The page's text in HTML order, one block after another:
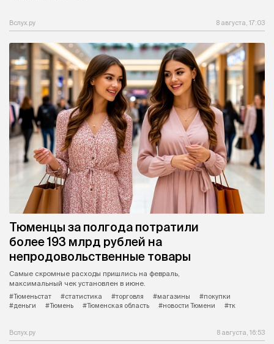
Вслух.ру 8 августа, 17:03
Тюменцы за полгода потратили
более 193 млрд рублей на
непродовольственные товары
Самые скромные расходы пришлись на февраль,
максимальный чек установлен в июне.
#Тюменьстат
#статистика #торговля #магазины
#покупки
#деньги
#Тюмень #Тюменская область #новости Тюмени #тк
Вслух.ру 8 августа, 16:53